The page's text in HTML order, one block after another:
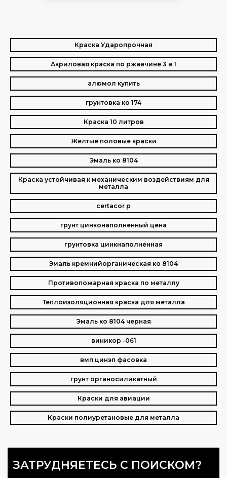
Краска Ударопрочная
Акриловая краска по ржавчине 3 в 1
алюмол купить
грунтовка ко 174
Краска 10 литров
Желтые половые краски
Эмаль ко 8104
Краска устойчивая к механическим воздействиям для
металла
certacor p
грунт цинконаполненный цена
грунтовка цинкнаполненная
Эмаль кремнийорганическая ко 8104
Противопожарная краска по металлу
Теплоизоляционная краска для металла
Эмаль ко 8104 черная
виникор -061
вмп цинэп фасовка
грунт органосиликатный
Краски для авиации
Краски полиуретановые для металла
ЗАТРУДНЯЕТЕСЬ С ПОИСКОМ?